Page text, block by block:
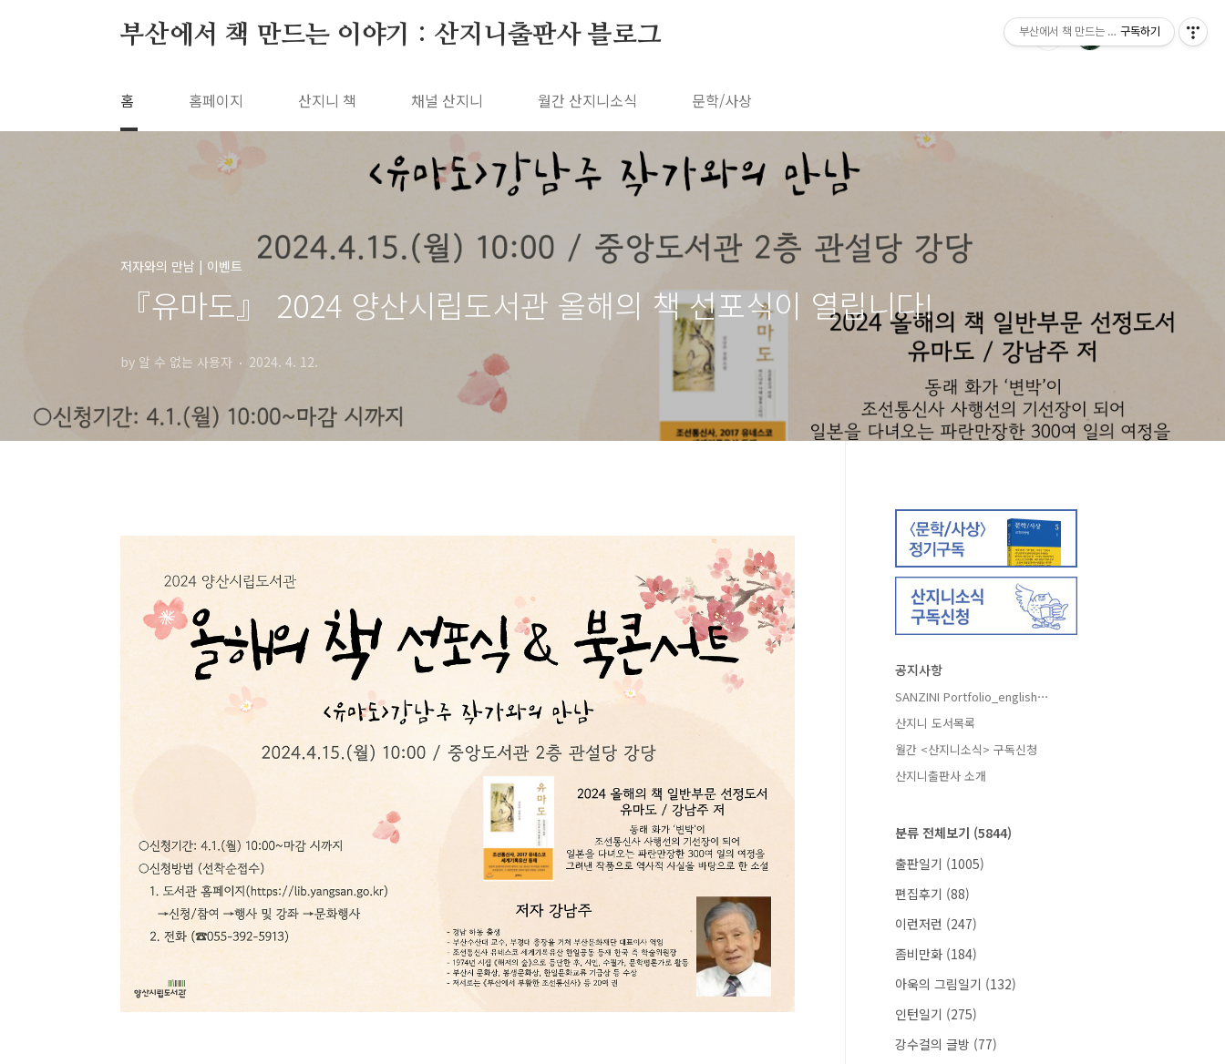
부산에서 책 만드는 이야기 : 산지니출판사 블로그
홈 홈페이지 산지니 책 채널 산지니 월간 산지니소식 문학/사상
저자와의 만남 | 이벤트
『유마도』 2024 양산시립도서관 올해의 책 선포식이 열립니다!
by 알 수 없는 사용자 2024. 4. 12.
공지사항
SANZINI Portfolio_english⋯
산지니 도서목록
월간 <산지니소식> 구독신청
산지니출판사 소개
분류 전체보기 (5844)
출판일기 (1005)
편집후기 (88)
이런저런 (247)
좀비만화 (184)
아욱의 그림일기 (132)
인턴일기 (275)
강수걸의 글방 (77)
부산에서 책 만드는 이야기 : 산지니출판사 블
구독하기